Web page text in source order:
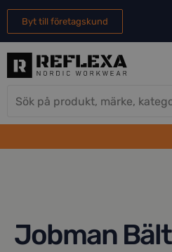
Byt till företagskund
Jobman